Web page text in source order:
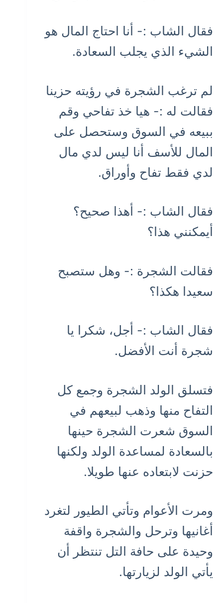
فقال الشاب :- أنا احتاج المال هو
الشيء الذي يجلب السعادة.
لم ترغب الشجرة في رؤيته حزينا
فقالت له :- هيا خذ تفاحي وقم
ببيعه في السوق وستحصل على
المال للأسف أنا ليس لدي مال
لدي فقط تفاح وأوراق.
فقال الشاب :- أهذا صحيح؟
أيمكنني هذا؟
فقالت الشجرة :- وهل ستصبح
سعيدا هكذا؟
فقال الشاب :- أجل، شكرا يا
شجرة أنت الأفضل.
فتسلق الولد الشجرة وجمع كل
التفاح منها وذهب لبيعهم في
السوق شعرت الشجرة حينها
بالسعادة لمساعدة الولد ولكنها
حزنت لابتعاده عنها طويلا.
ومرت الأعوام وتأتي الطيور لتغرد
أغانيها وترحل والشجرة واقفة
وحيدة على حافة التل تنتظر أن
يأتي الولد لزيارتها.